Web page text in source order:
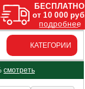
КАТЕГОРИИ
смотреть